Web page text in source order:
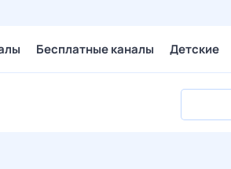
Бесплатные каналы Детские